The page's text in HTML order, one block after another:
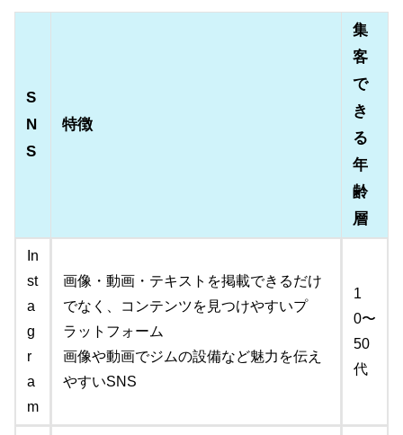
S
N
S
特徴
集
客
で
き
る
年
齢
層
In
st
a
g
r
a
m
画像・動画・テキストを掲載できるだけ
でなく、コンテンツを見つけやすいプ
ラットフォーム
画像や動画でジムの設備など魅力を伝え
やすいSNS
1
0〜
50
代